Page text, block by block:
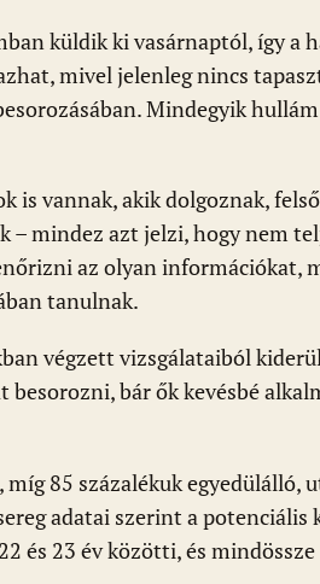
küldik ki vasárnaptól, így a
mivel jelenleg nincs
Mindegyik
is vannak, akik dolgoznak,
– mindez azt jelzi, hogy nem
az olyan információkat,
tanulnak.
végzett vizsgálataiból
bár ők kevésbé
85 százalékuk egyedülálló,
adatai szerint a potenciális
és 23 év közötti, és mindössze